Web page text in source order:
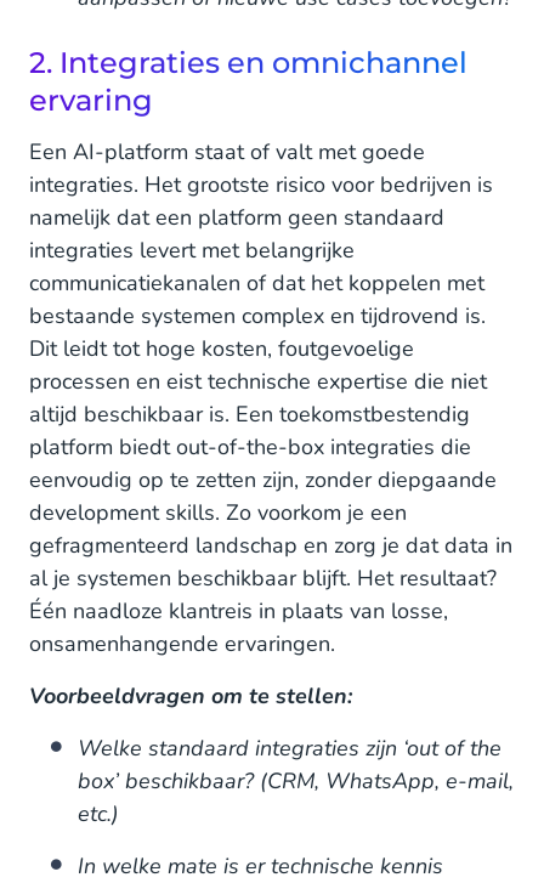
2. Integraties en omnichannel
ervaring
Een AI-platform staat of valt met goede
integraties. Het grootste risico voor bedrijven is
namelijk dat een platform geen standaard
integraties levert met belangrijke
communicatiekanalen of dat het koppelen met
bestaande systemen complex en tijdrovend is.
Dit leidt tot hoge kosten, foutgevoelige
processen en eist technische expertise die niet
altijd beschikbaar is. Een toekomstbestendig
platform biedt out-of-the-box integraties die
eenvoudig op te zetten zijn, zonder diepgaande
development skills. Zo voorkom je een
gefragmenteerd landschap en zorg je dat data in
al je systemen beschikbaar blijft. Het resultaat?
Één naadloze klantreis in plaats van losse,
onsamenhangende ervaringen.
Voorbeeldvragen om te stellen:
Welke standaard integraties zijn ‘out of the
box’ beschikbaar? (CRM, WhatsApp, e-mail,
etc.)
In welke mate is er technische kennis